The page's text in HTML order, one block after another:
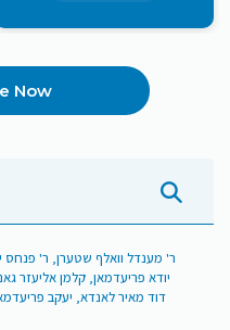
Now
ר' מענדל וואלף שטערן, ר' פנחס
יודא פריעדמאן, קלמן אליעזר
דוד מאיר לאנדא, יעקב